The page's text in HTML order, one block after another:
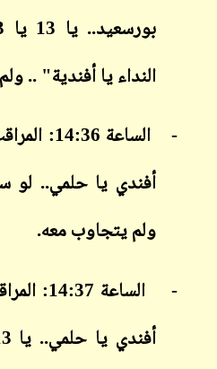
النداء يا أفندية" ..
-
أفندي يا حلمي.. لو
ولم يتجاوب معه.
-